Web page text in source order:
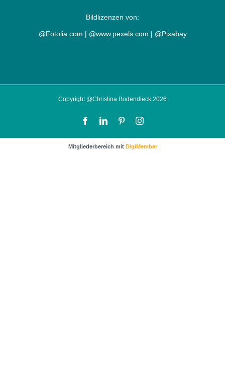
Bildlizenzen von:
@Fotolia.com | @www.pexels.com | @Pixabay
Copyright @Christina Bodendieck 2026
FacebookLinkedInPinterestInstagram
Mitgliederbereich mit DigiMember